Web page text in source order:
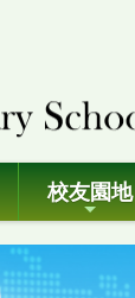
校友園地